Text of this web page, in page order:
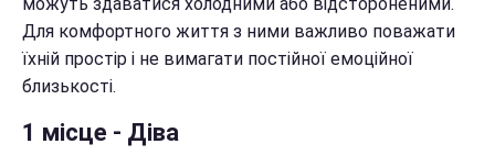
можуть здаватися холодними або відстороненими.
Для комфортного життя з ними важливо поважати
їхній простір і не вимагати постійної емоційної
близькості.
1 місце - Діва